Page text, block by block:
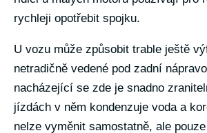
rychleji opotřebit spojku.
U vozu může způsobit trable ještě
netradičně vedené pod zadní
nacházející se zde je snadno
jízdách v něm kondenzuje voda a
nelze vyměnit samostatně, ale